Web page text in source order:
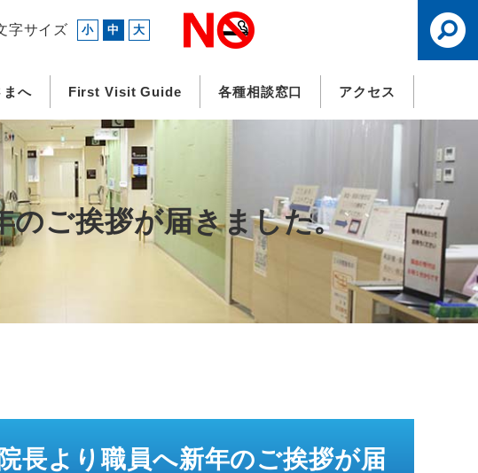
字サイズ 小 中 大
まへ First Visit Guide 各種相談窓口 アクセス
のご挨拶が届きました。
長より職員へ新年のご挨拶が届